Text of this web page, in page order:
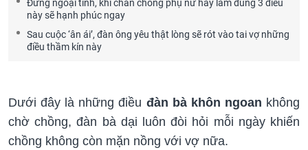
Đừng ngoại tình, khi chán chồng phụ nữ hãy làm đúng 3 điều
này sẽ hạnh phúc ngay
Sau cuộc ‘ân ái’, đàn ông yêu thật lòng sẽ rót vào tai vợ những
điều thầm kín này
Dưới đây là những điều đàn bà khôn ngoan không
chờ chồng, đàn bà dại luôn đòi hỏi mỗi ngày khiến
chồng không còn mặn nồng với vợ nữa.